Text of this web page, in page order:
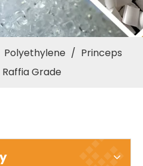
Polyethylene / Princeps
Raffia Grade